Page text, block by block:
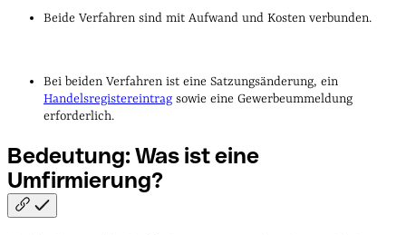
Beide Verfahren sind mit Aufwand und Kosten verbunden.
Bei beiden Verfahren ist eine Satzungsänderung, ein
Handelsregistereintrag sowie eine Gewerbeummeldung
erforderlich.
Bedeutung: Was ist eine
Umfirmierung?